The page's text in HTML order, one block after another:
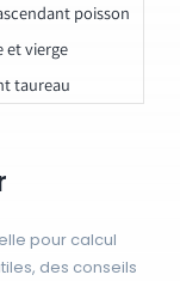
poisson
et vierge
taureau
pour calcul
des conseils